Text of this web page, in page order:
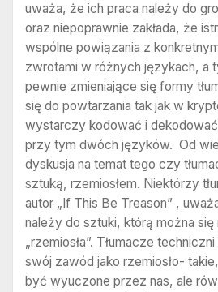
uważa, że ich praca należy do
oraz niepoprawnie zakłada, że
wspólne powiązania z
zwrotami w różnych językach, a
pewnie zmieniające się formy
się do powtarzania tak jak w
wystarczy kodować i
przy tym dwóch języków. Od
dyskusja na temat tego czy
sztuką, rzemiosłem. Niektórzy
autor „If This Be Treason” ,
należy do sztuki, którą można
„rzemiosła”. Tłumacze
swój zawód jako rzemiosło-
być wyuczone przez nas, ale